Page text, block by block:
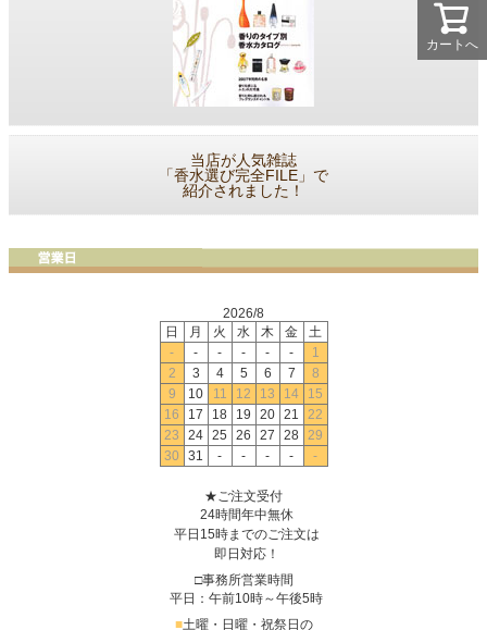
カートへ
当店が人気雑誌
「香水選び完全FILE」で
紹介されました！
2026/8
日
月 火 水 木 金
土
-
- - - - -
1
2
3 4 5 6 7
8
9
10 11 12 13 14
15
16
17 18 19 20 21
22
23
24 25 26 27 28 29
30
31 - - - - -
★ご注文受付
24時間年中無休
平日15時までのご注文は
即日対応！
□事務所営業時間
平日：午前10時～午後5時
■土曜・日曜・祝祭日の